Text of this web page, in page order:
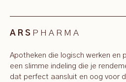
ARS PHARMA
Apotheken die logisch werken en
een slimme indeling die je
dat perfect aansluit en oog voor